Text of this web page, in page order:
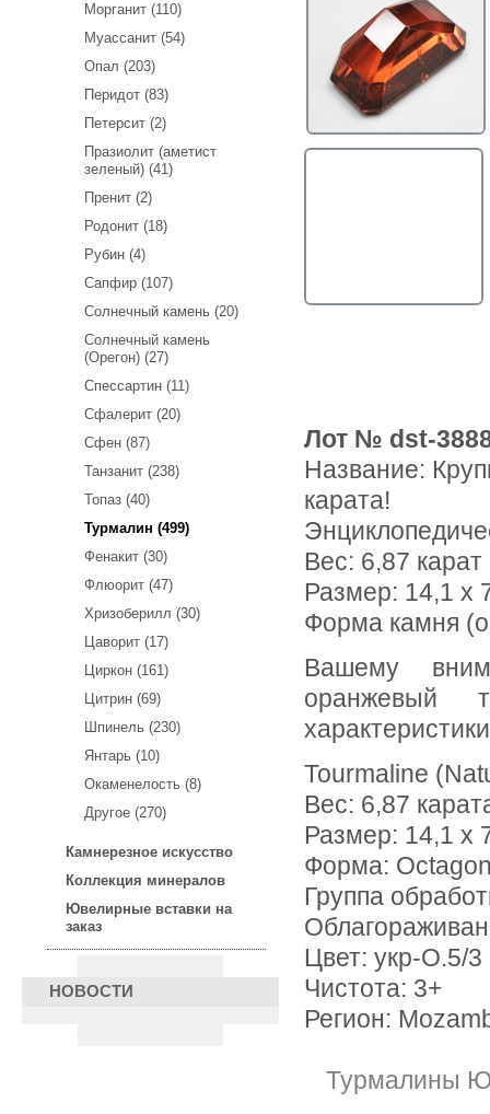
Морганит (110)
Муассанит (54)
Опал (203)
Перидот (83)
Петерсит (2)
Празиолит (аметист
зеленый) (41)
Пренит (2)
Родонит (18)
Рубин (4)
Сапфир (107)
Солнечный камень (20)
Солнечный камень
(Орегон) (27)
Спессартин (11)
Сфалерит (20)
Сфен (87)
Танзанит (238)
Топаз (40)
Турмалин (499)
Фенакит (30)
Флюорит (47)
Хризоберилл (30)
Цаворит (17)
Циркон (161)
Цитрин (69)
Шпинель (230)
Янтарь (10)
Окаменелость (8)
Другое (270)
Камнерезное искусство
Коллекция минералов
Ювелирные вставки на
заказ
НОВОСТИ
Лот № dst-
Название:
карата!
Вес: 6,87 карат
Размер: 14,1 x
Форма камня
Вашему вниманию предлагается крупный красновато-
оранжевый
Tourmaline
Вес: 6,87
Размер: 14,1 х
Форма:
Группа
Цвет: укр-О.5/3
Чистота: 3+
Регион:
Турмалины